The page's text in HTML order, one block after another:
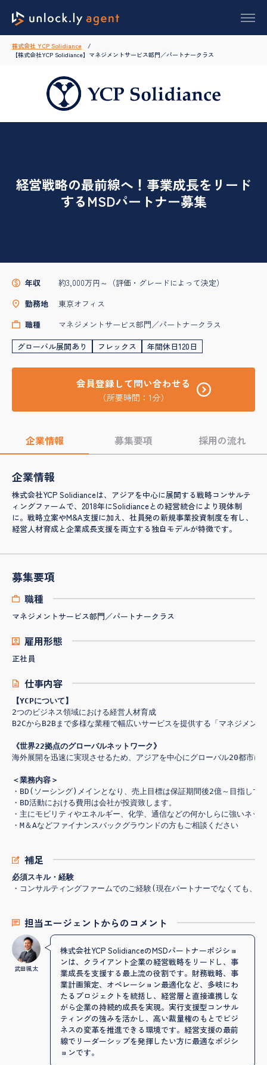
株式会社 YCP Solidiance
【株式会社YCP Solidiance】マネジメントサービス部門／パートナークラス
経営戦略の最前線へ！事業成長をリード
するMSDパートナー募集
年収
約3,000万円～（評価・グレードによって決定）
勤務地
東京オフィス
職種
マネジメントサービス部門／パートナークラス
グローバル展開あり
フレックス 年間休日120日
会員登録して問い合わせる
（所要時間：1分）
企業情報 募集要項 採用の流れ
企業情報
株式会社YCP Solidianceは、アジアを中心に展開する戦略コンサルテ
ィングファームで、2018年にSolidianceとの経営統合により現体制
に。戦略立案やM&A支援に加え、社員発の新規事業投資制度を有し、
経営人材育成と企業成長支援を両立する独自モデルが特徴です。
募集要項
職種
マネジメントサービス部門／パートナークラス
雇用形態
正社員
仕事内容
【YCPについて】
2つのビジネス領域における経営人材育成
B2CからB2Bまで多様な業種で幅広いサービスを提供する「マネジメン
《世界22拠点のグローバルネットワーク》
海外展開を迅速に実現させるため、アジアを中心にグローバル20都市
＜業務内容＞
・BD(ソーシング)メインとなり、売上目標は保証期間後2億～目指して
・BD活動における費用は会社が投資致します。
・主にモビリティやエネルギー、化学、通信などの何かしらに強いネ
補足
必須スキル・経験
・コンサルティングファームでのご経験(現在パートナーでなくても、
担当エージェントからのコメント
武田颯太
株式会社YCP SolidianceのMSDパートナーポジショ
ンは、クライアント企業の経営戦略をリードし、事
業成長を支援する最上流の役割です。財務戦略、事
業計画策定、オペレーション最適化など、多岐にわ
たるプロジェクトを統括し、経営層と直接連携しな
がら企業の持続的成長を実現。実行支援型コンサル
ティングの強みを活かし、高い裁量権のもとでビジ
ネスの変革を推進できる環境です。経営支援の最前
線でリーダーシップを発揮したい方に最適なポジシ
ョンです。